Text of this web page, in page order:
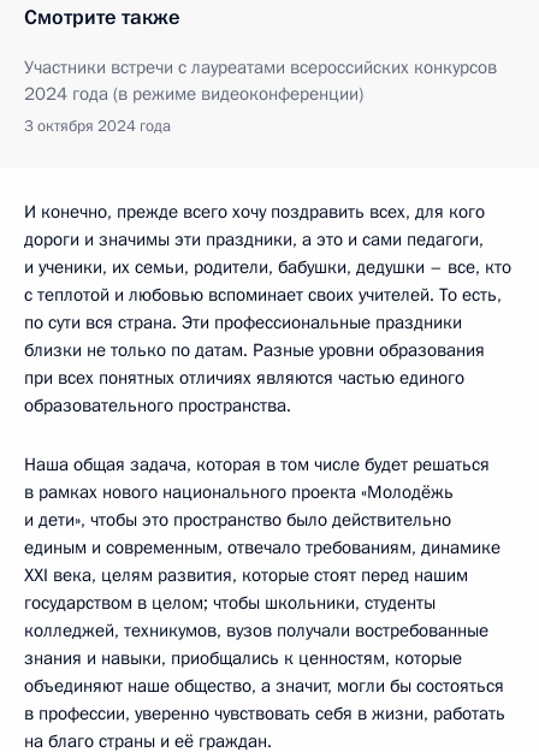
Смотрите также
Участники встречи с лауреатами всероссийских конкурсов
2024 года (в режиме видеоконференции)
3 октября 2024 года
И конечно, прежде всего хочу поздравить всех, для кого
дороги и значимы эти праздники, а это и сами педагоги,
и ученики, их семьи, родители, бабушки, дедушки – все, кто
с теплотой и любовью вспоминает своих учителей. То есть,
по сути вся страна. Эти профессиональные праздники
близки не только по датам. Разные уровни образования
при всех понятных отличиях являются частью единого
образовательного пространства.
Наша общая задача, которая в том числе будет решаться
в рамках нового национального проекта «Молодёжь
и дети», чтобы это пространство было действительно
единым и современным, отвечало требованиям, динамике
XXI века, целям развития, которые стоят перед нашим
государством в целом; чтобы школьники, студенты
колледжей, техникумов, вузов получали востребованные
знания и навыки, приобщались к ценностям, которые
объединяют наше общество, а значит, могли бы состояться
в профессии, уверенно чувствовать себя в жизни, работать
на благо страны и её граждан.